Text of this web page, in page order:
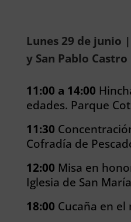
Lunes 29 de junio
y San Pablo
11:00 a 14:00
edades. Parque
11:30
Cofradía de
12:00 Misa en
Iglesia de San María
18:00 Cucaña en